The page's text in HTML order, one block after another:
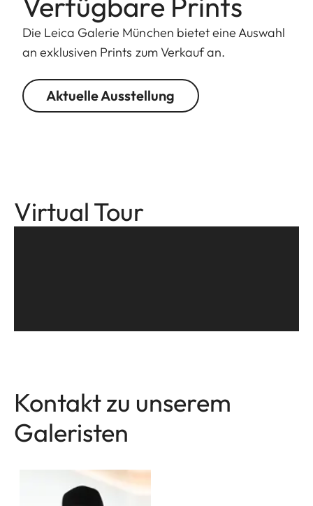
Die Leica Galerie München bietet eine Auswahl
an exklusiven Prints zum Verkauf an.
Aktuelle Ausstellung
Virtual Tour
Kontakt zu unserem
Galeristen